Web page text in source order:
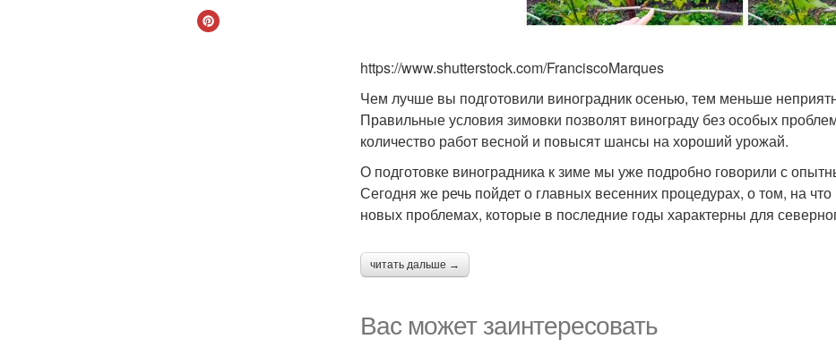
https://www.shutterstock.com/FranciscoMarques
Чем лучше вы подготовили виноградник осенью, тем меньше
Правильные условия зимовки позволят винограду без особых
количество работ весной и повысят шансы на хороший урожай.
О подготовке виноградника к зиме мы уже подробно говорили с
Сегодня же речь пойдет о главных весенних процедурах, о том, на
новых проблемах, которые в последние годы характерны для
читать дальше →
Вас может заинтересовать